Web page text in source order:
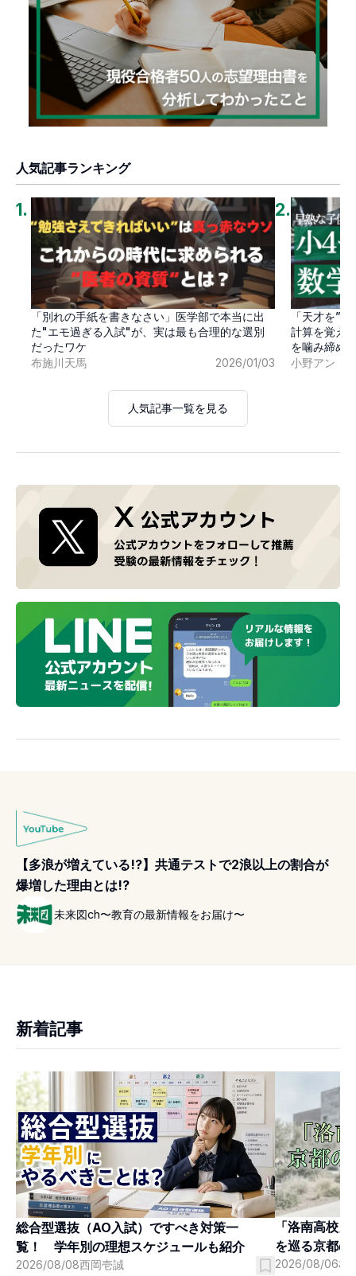
人気記事ランキング
1.
「別れの手紙を書きなさい」医学部で本当に出
た"エモ過ぎる入試"が、実は最も合理的な選別
だったワケ
布施川天馬
2026/01/03
2.
「天才を”
計算を覚え
を噛み締め
小野アン
人気記事一覧を見る
【多浪が増えている!?】共通テストで2浪以上の割合が
爆増した理由とは!?
未来図ch〜教育の最新情報をお届け〜
新着記事
総合型選抜（AO入試）ですべき対策一
覧！ 学年別の理想スケジュールも紹介
2026/08/08西岡壱誠
「洛南高校
を巡る京都
2026/08/06村